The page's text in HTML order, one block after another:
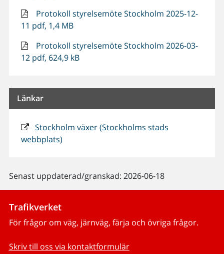
Protokoll styrelsemöte Stockholm 2025-12-
11 pdf, 1,4 MB
Protokoll styrelsemöte Stockholm 2026-03-
12 pdf, 624,9 kB
Länkar
Stockholm växer (Stockholms stads
webbplats)
Senast uppdaterad/granskad: 2026-06-18
Trafikverket
För frågor om väg, järnväg, färja och övriga frågor.
Skriv till oss via kontaktformulär